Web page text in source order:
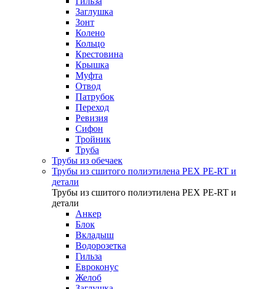
Заглушка
Зонт
Колено
Кольцо
Крестовина
Крышка
Муфта
Отвод
Патрубок
Переход
Ревизия
Сифон
Тройник
Труба
Трубы из обечаек
Трубы из сшитого полиэтилена PEX PE-RT и
детали
Трубы из сшитого полиэтилена PEX PE-RT и
детали
Анкер
Блок
Вкладыш
Водорозетка
Гильза
Евроконус
Желоб